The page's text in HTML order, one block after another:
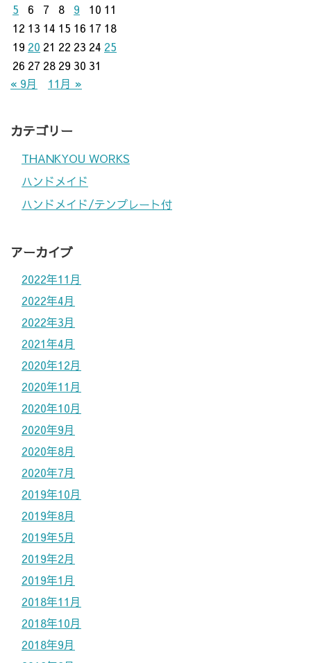
5
6 7 8 9 10 11
12 13 14 15 16 17 18
19 20 21 22 23 24 25
26 27 28 29 30 31
« 9月
11月 »
カテゴリー
THANKYOU WORKS
ハンドメイド
ハンドメイド/テンプレート付
アーカイブ
2022年11月
2022年4月
2022年3月
2021年4月
2020年12月
2020年11月
2020年10月
2020年9月
2020年8月
2020年7月
2019年10月
2019年8月
2019年5月
2019年2月
2019年1月
2018年11月
2018年10月
2018年9月